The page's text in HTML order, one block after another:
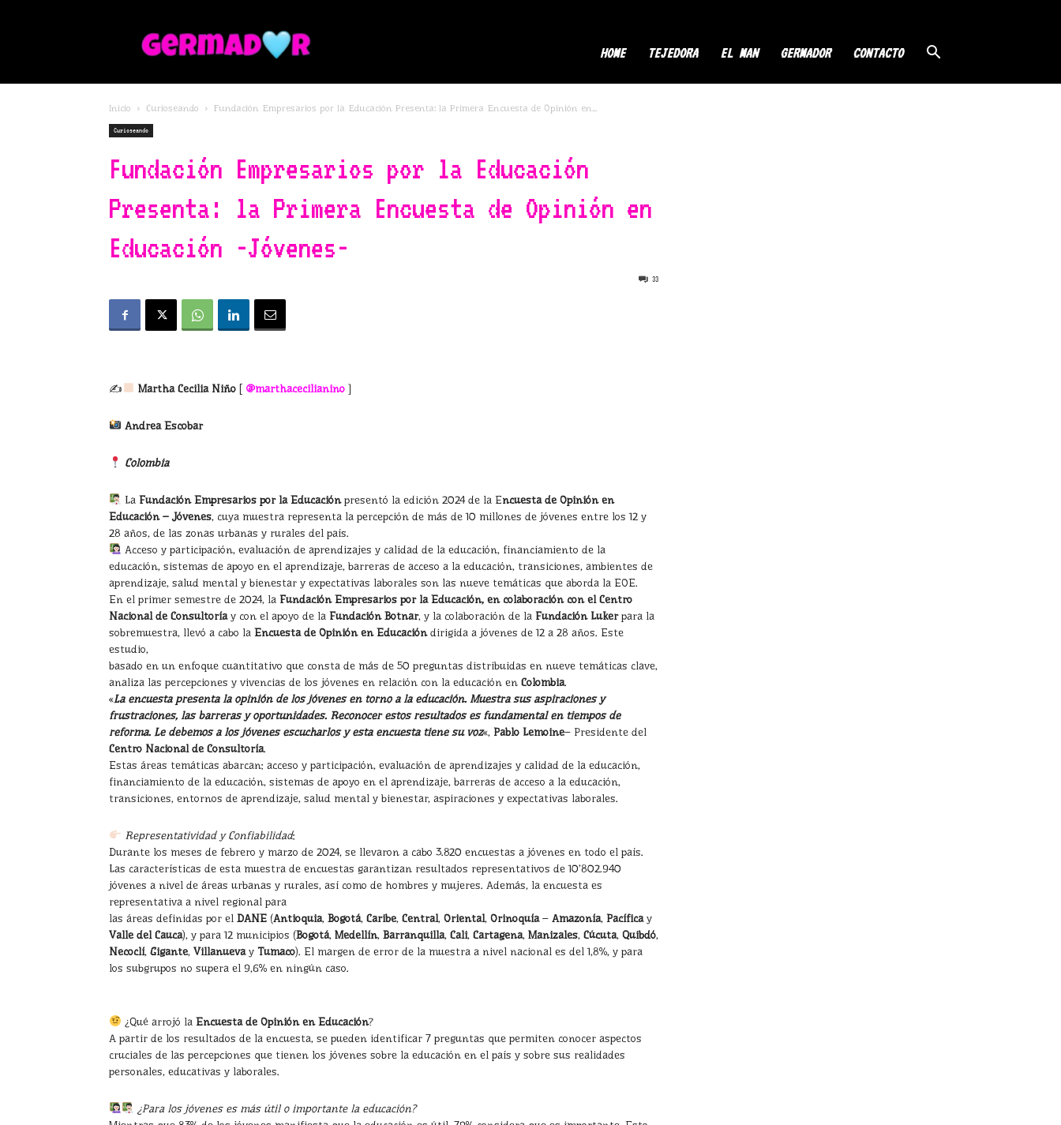
HOME TEJEDORA EL MAN GERMADOR CONTACTO
Inicio Curioseando Fundación Empresarios por la Educación Presenta: la Primera Encuesta de Opinión en...
Curioseando
Fundación Empresarios por la Educación
Presenta: la Primera Encuesta de Opinión en
Educación -Jóvenes-
33
✍ Martha Cecilia Niño[ @marthacecilianino]
Andrea Escobar
Colombia
La Fundación Empresarios por la Educaciónpresentó la edición 2024 de la Encuesta de Opinión en
Educación – Jóvenes, cuya muestra representa la percepción de más de 10 millones de jóvenes entre los 12 y
28 años, de las zonas urbanas y rurales del país.
Acceso y participación, evaluación de aprendizajes y calidad de la educación, financiamiento de la
educación, sistemas de apoyo en el aprendizaje, barreras de acceso a la educación, transiciones, ambientes de
aprendizaje, salud mental y bienestar y expectativas laborales son las nueve temáticas que aborda la EOE.
En el primer semestre de 2024, la Fundación Empresarios por la Educación, en colaboración con el Centro
Nacional de Consultoríay con el apoyo de la Fundación Botnar, y la colaboración de la Fundación Lukerpara la
sobremuestra, llevó a cabo la Encuesta de Opinión en Educacióndirigida a jóvenes de 12 a 28 años. Este
estudio,
basado en un enfoque cuantitativo que consta de más de 50 preguntas distribuidas en nueve temáticas clave,
analiza las percepciones y vivencias de los jóvenes en relación con la educación en Colombia.
«La encuesta presenta la opinión de los jóvenes en torno a la educación. Muestra sus aspiraciones y
frustraciones, las barreras y oportunidades. Reconocer estos resultados es fundamental en tiempos de
reforma. Le debemos a los jóvenes escucharlos y esta encuesta tiene su voz«, Pablo Lemoine– Presidente del
Centro Nacional de Consultoría.
Estas áreas temáticas abarcan: acceso y participación, evaluación de aprendizajes y calidad de la educación,
financiamiento de la educación, sistemas de apoyo en el aprendizaje, barreras de acceso a la educación,
transiciones, entornos de aprendizaje, salud mental y bienestar, aspiraciones y expectativas laborales.
Representatividad y Confiabilidad:
Durante los meses de febrero y marzo de 2024, se llevaron a cabo 3.820 encuestas a jóvenes en todo el país.
Las características de esta muestra de encuestas garantizan resultados representativos de 10’802.940
jóvenes a nivel de áreas urbanas y rurales, así como de hombres y mujeres. Además, la encuesta es
representativa a nivel regional para
las áreas definidas por el DANE (Antioquia, Bogotá, Caribe, Central, Oriental, Orinoquía– Amazonía, Pacíficay
Valle del Cauca), y para 12 municipios (Bogotá, Medellín, Barranquilla, Cali, Cartagena, Manizales, Cúcuta, Quibdó,
Necoclí, Gigante, Villanuevay Tumaco). El margen de error de la muestra a nivel nacional es del 1,8%, y para
los subgrupos no supera el 9,6% en ningún caso.
¿Qué arrojó la Encuesta de Opinión en Educación?
A partir de los resultados de la encuesta, se pueden identificar 7 preguntas que permiten conocer aspectos
cruciales de las percepciones que tienen los jóvenes sobre la educación en el país y sobre sus realidades
personales, educativas y laborales.
¿Para los jóvenes es más útil o importante la educación?